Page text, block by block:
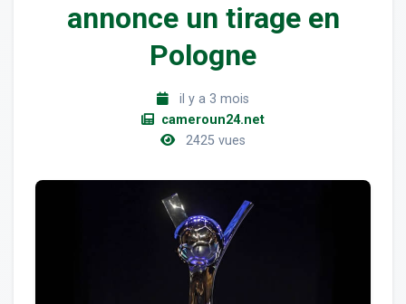
annonce un tirage en
Pologne
il y a 3 mois
cameroun24.net
2425 vues